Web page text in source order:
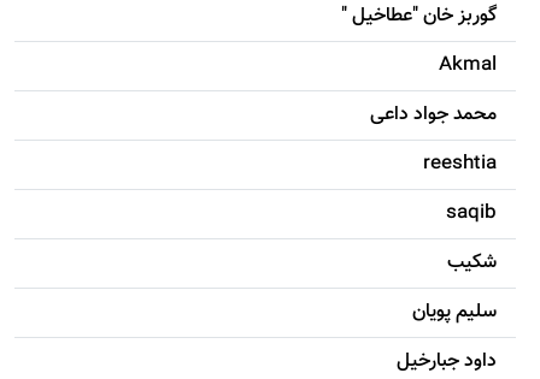
گوربز خان "عطاخیل "
Akmal
محمد جواد داعی
reeshtia
saqib
شکيب
سليم پویان
داود جبارخیل